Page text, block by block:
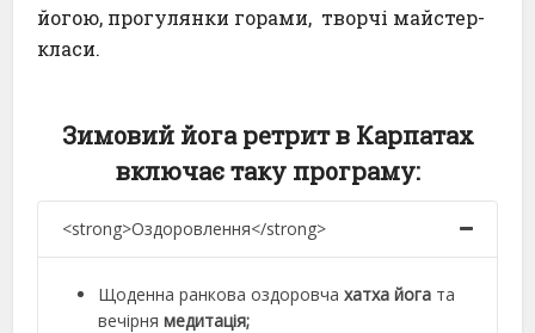
йогою, прогулянки горами, творчі майстер-
класи.
Зимовий йога ретрит в Карпатах
включає таку програму:
<strong>Оздоровлення</strong>
Щоденна ранкова оздоровчахатха йога та
вечірнямедитація;